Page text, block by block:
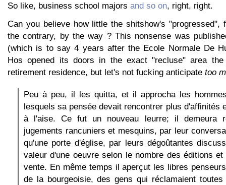
So like, business school majors and so on, right, right.
Can you believe how little the shitshow's "progressed",
the contrary, by the way ? This nonsense was
(which is to say 4 years after the Ecole Normale De
Hos opened its doors in the exact "recluse" area
retirement residence, but let's not fucking anticipate too
Peu à peu, il les quitta, et il approcha les
lesquels sa pensée devait rencontrer plus d'affinités
à l'aise. Ce fut un nouveau leurre; il demeura
jugements rancuniers et mesquins, par leur
qu'une porte d'église, par leurs dégoûtantes
valeur d'une oeuvre selon le nombre des éditions
vente. En même temps il aperçut les libres
de la bourgeoisie, des gens qui réclamaient